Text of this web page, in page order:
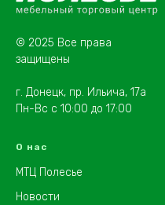
© 2025 Все права
защищены
г. Донецк, пр. Ильича, 17а
Пн-Вс с 10:00 до 17:00
О нас
МТЦ Полесье
Новости